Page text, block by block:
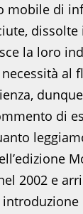
mobile di
la loro
al
di
2002 e
introduzione